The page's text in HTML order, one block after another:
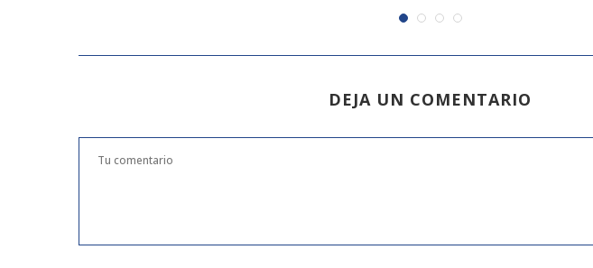
DEJA UN COMENTARIO